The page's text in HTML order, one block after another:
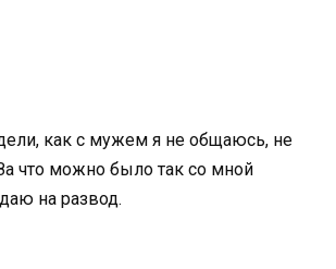
как с мужем я не общаюсь, не
что можно было так со мной
на развод.